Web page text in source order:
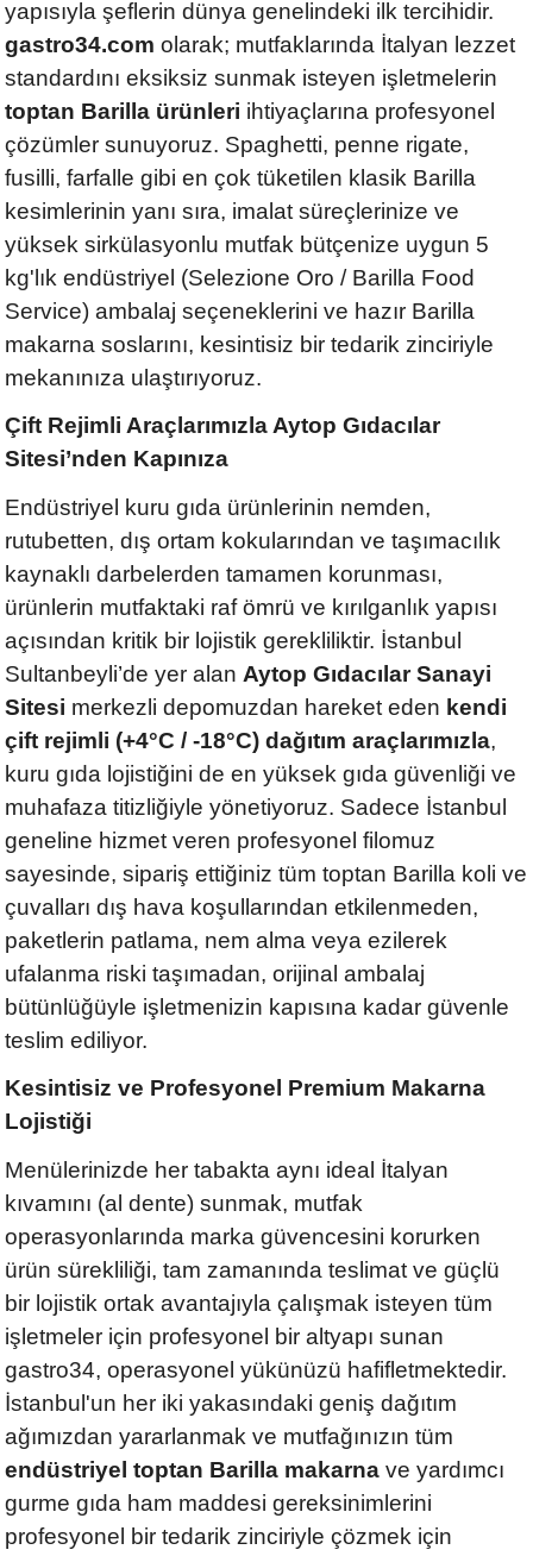
yapısıyla şeflerin dünya genelindeki ilk tercihidir.
gastro34.com olarak; mutfaklarında İtalyan lezzet
standardını eksiksiz sunmak isteyen işletmelerin
toptan Barilla ürünleri ihtiyaçlarına profesyonel
çözümler sunuyoruz. Spaghetti, penne rigate,
fusilli, farfalle gibi en çok tüketilen klasik Barilla
kesimlerinin yanı sıra, imalat süreçlerinize ve
yüksek sirkülasyonlu mutfak bütçenize uygun 5
kg'lık endüstriyel (Selezione Oro / Barilla Food
Service) ambalaj seçeneklerini ve hazır Barilla
makarna soslarını, kesintisiz bir tedarik zinciriyle
mekanınıza ulaştırıyoruz.
Çift Rejimli Araçlarımızla Aytop Gıdacılar
Sitesi’nden Kapınıza
Endüstriyel kuru gıda ürünlerinin nemden,
rutubetten, dış ortam kokularından ve taşımacılık
kaynaklı darbelerden tamamen korunması,
ürünlerin mutfaktaki raf ömrü ve kırılganlık yapısı
açısından kritik bir lojistik gerekliliktir. İstanbul
Sultanbeyli’de yer alan Aytop Gıdacılar Sanayi
Sitesi merkezli depomuzdan hareket eden kendi
çift rejimli (+4°C / -18°C) dağıtım araçlarımızla,
kuru gıda lojistiğini de en yüksek gıda güvenliği ve
muhafaza titizliğiyle yönetiyoruz. Sadece İstanbul
geneline hizmet veren profesyonel filomuz
sayesinde, sipariş ettiğiniz tüm toptan Barilla koli ve
çuvalları dış hava koşullarından etkilenmeden,
paketlerin patlama, nem alma veya ezilerek
ufalanma riski taşımadan, orijinal ambalaj
bütünlüğüyle işletmenizin kapısına kadar güvenle
teslim ediliyor.
Kesintisiz ve Profesyonel Premium Makarna
Lojistiği
Menülerinizde her tabakta aynı ideal İtalyan
kıvamını (al dente) sunmak, mutfak
operasyonlarında marka güvencesini korurken
ürün sürekliliği, tam zamanında teslimat ve güçlü
bir lojistik ortak avantajıyla çalışmak isteyen tüm
işletmeler için profesyonel bir altyapı sunan
gastro34, operasyonel yükünüzü hafifletmektedir.
İstanbul'un her iki yakasındaki geniş dağıtım
ağımızdan yararlanmak ve mutfağınızın tüm
endüstriyel toptan Barilla makarna ve yardımcı
gurme gıda ham maddesi gereksinimlerini
profesyonel bir tedarik zinciriyle çözmek için